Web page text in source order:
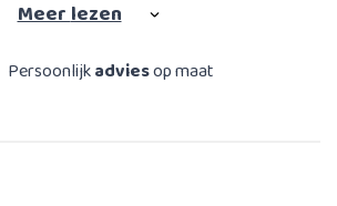
Meerlezen
Persoonlijkadviesop maat